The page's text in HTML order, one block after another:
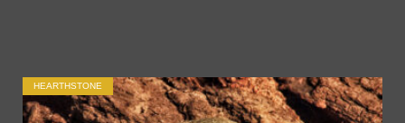
HEARTHSTONE